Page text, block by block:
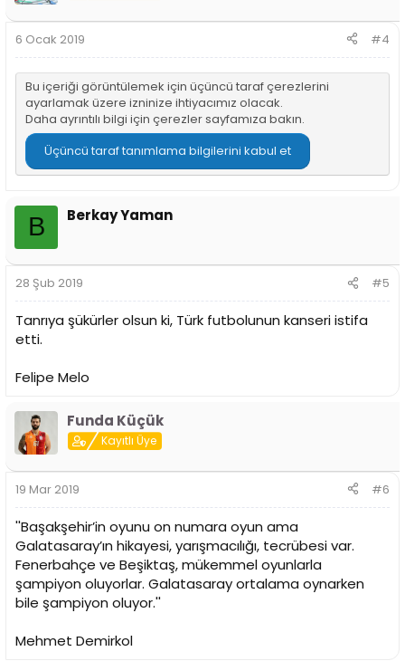
6 Ocak 2019 #4
Bu içeriği görüntülemek için üçüncü taraf çerezlerini
ayarlamak üzere izninize ihtiyacımız olacak.
Daha ayrıntılı bilgi için çerezler sayfamıza bakın.
Üçüncü taraf tanımlama bilgilerini kabul et
B Berkay Yaman
28 Şub 2019 #5
Tanrıya şükürler olsun ki, Türk futbolunun kanseri istifa
etti.
Felipe Melo
Funda Küçük
Kayıtlı Üye
19 Mar 2019 #6
''Başakşehir’in oyunu on numara oyun ama
Galatasaray’ın hikayesi, yarışmacılığı, tecrübesi var.
Fenerbahçe ve Beşiktaş, mükemmel oyunlarla
şampiyon oluyorlar. Galatasaray ortalama oynarken
bile şampiyon oluyor.''
Mehmet Demirkol